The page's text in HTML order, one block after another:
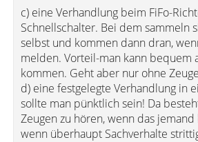
c) eine Verhandlung beim FiFo-
Schnellschalter. Bei dem sammeln
selbst und kommen dann dran,
melden. Vorteil-man kann bequem
kommen. Geht aber nur ohne
d) eine festgelegte Verhandlung in
sollte man pünktlich sein! Da
Zeugen zu hören, wenn das
wenn überhaupt Sachverhalte